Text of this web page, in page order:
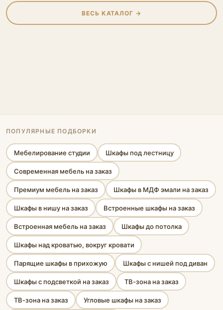
ВЕСЬ КАТАЛОГ →
Шкафы Шкафы-купе
ПОПУЛЯРНЫЕ ПОДБОРКИ
Мебелирование студии Шкафы под лестницу
Современная мебель на заказ
Премиум мебель на заказ Шкафы в МДФ эмали на заказ
Шкафы в нишу на заказ Встроенные шкафы на заказ
Встроенная мебель на заказ Шкафы до потолка
Шкафы над кроватью, вокруг кровати
Парящие шкафы в прихожую Шкафы с нишей под диван
Шкафы с подсветкой на заказ ТВ-зона на заказ
ТВ-зона на заказ Угловые шкафы на заказ